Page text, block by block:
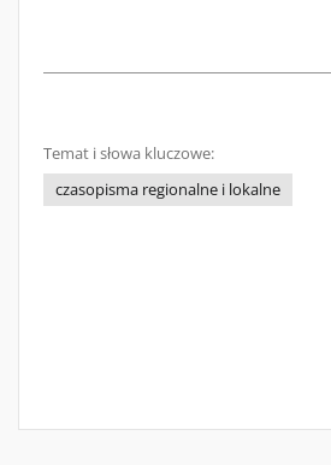
Temat i słowa kluczowe:
czasopisma regionalne i lokalne